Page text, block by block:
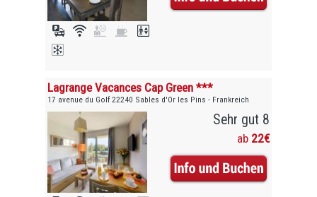
Lagrange Vacances Cap Green ***
17 avenue du Golf 22240 Sables d'Or les Pins - Frankreich
Sehr gut 8
ab 22€